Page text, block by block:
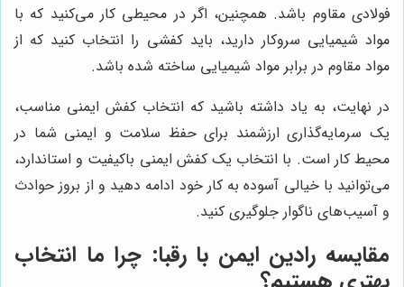
فولادی مقاوم باشد. همچنین، اگر در محیطی کار می‌کنید که با
مواد شیمیایی سروکار دارید، باید کفشی را انتخاب کنید که از
مواد مقاوم در برابر مواد شیمیایی ساخته شده باشد.
در نهایت، به یاد داشته باشید که انتخاب کفش ایمنی مناسب،
یک سرمایه‌گذاری ارزشمند برای حفظ سلامت و ایمنی شما در
محیط کار است. با انتخاب یک کفش ایمنی باکیفیت و استاندارد،
می‌توانید با خیالی آسوده به کار خود ادامه دهید و از بروز حوادث
و آسیب‌های ناگوار جلوگیری کنید.
مقایسه رادین ایمن با رقبا: چرا ما انتخاب